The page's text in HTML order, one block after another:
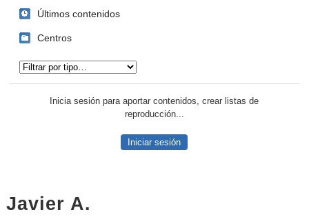
Últimos contenidos
Centros
Inicia sesión para aportar contenidos, crear listas de
reproducción...
Iniciar sesión
Javier A.